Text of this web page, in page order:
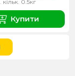
кільк. 0.5кг
Купити